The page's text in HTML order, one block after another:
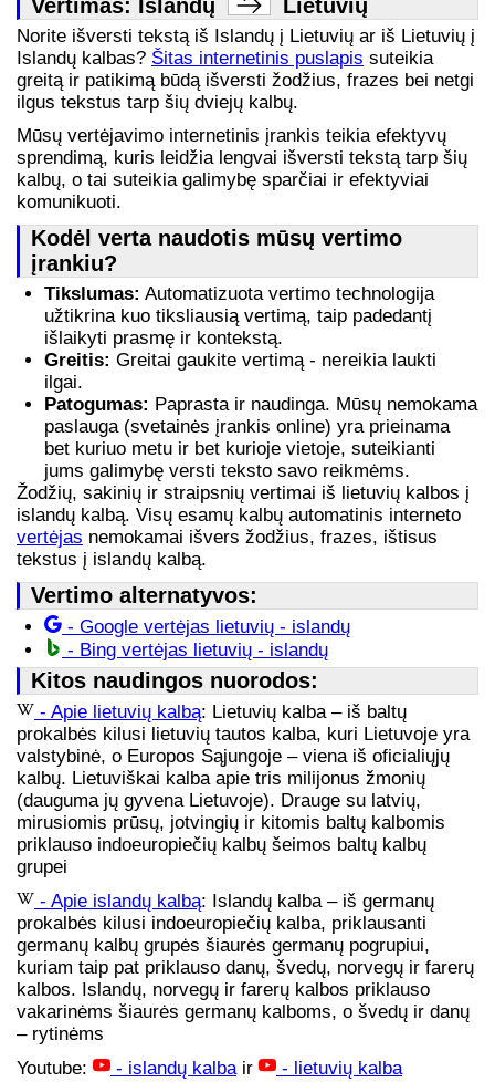
Vertimas: Islandų
Lietuvių
Norite išversti tekstą iš Islandų į Lietuvių ar iš Lietuvių į
Islandų kalbas? Šitas internetinis puslapis suteikia
greitą ir patikimą būdą išversti žodžius, frazes bei netgi
ilgus tekstus tarp šių dviejų kalbų.
Mūsų vertėjavimo internetinis įrankis teikia efektyvų
sprendimą, kuris leidžia lengvai išversti tekstą tarp šių
kalbų, o tai suteikia galimybę sparčiai ir efektyviai
komunikuoti.
Kodėl verta naudotis mūsų vertimo
įrankiu?
Tikslumas: Automatizuota vertimo technologija
užtikrina kuo tiksliausią vertimą, taip padedantį
išlaikyti prasmę ir kontekstą.
Greitis: Greitai gaukite vertimą - nereikia laukti
ilgai.
Patogumas: Paprasta ir naudinga. Mūsų nemokama
paslauga (svetainės įrankis online) yra prieinama
bet kuriuo metu ir bet kurioje vietoje, suteikianti
jums galimybę versti teksto savo reikmėms.
Žodžių, sakinių ir straipsnių vertimai iš lietuvių kalbos į
islandų kalbą. Visų esamų kalbų automatinis interneto
vertėjas nemokamai išvers žodžius, frazes, ištisus
tekstus į islandų kalbą.
Vertimo alternatyvos:
- Google vertėjas lietuvių - islandų
- Bing vertėjas lietuvių - islandų
Kitos naudingos nuorodos:
- Apie lietuvių kalbą: Lietuvių kalba – iš baltų
prokalbės kilusi lietuvių tautos kalba, kuri Lietuvoje yra
valstybinė, o Europos Sąjungoje – viena iš oficialiųjų
kalbų. Lietuviškai kalba apie tris milijonus žmonių
(dauguma jų gyvena Lietuvoje). Drauge su latvių,
mirusiomis prūsų, jotvingių ir kitomis baltų kalbomis
priklauso indoeuropiečių kalbų šeimos baltų kalbų
grupei
- Apie islandų kalbą: Islandų kalba – iš germanų
prokalbės kilusi indoeuropiečių kalba, priklausanti
germanų kalbų grupės šiaurės germanų pogrupiui,
kuriam taip pat priklauso danų, švedų, norvegų ir farerų
kalbos. Islandų, norvegų ir farerų kalbos priklauso
vakarinėms šiaurės germanų kalboms, o švedų ir danų
– rytinėms
Youtube:
- islandų kalbair - lietuvių kalba